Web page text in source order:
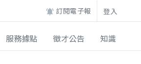
訂閱電子報 登入
服務據點 徵才公告 知識